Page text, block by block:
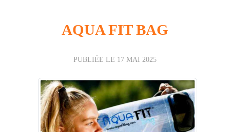
AQUA FIT BAG
PUBLIÉE LE 17 MAI 2025